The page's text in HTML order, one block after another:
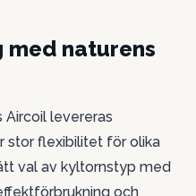
med naturens
Aircoil levereras
stor flexibilitet för olika
val av kyltornstyp med
och